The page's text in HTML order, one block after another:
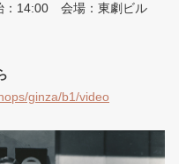
：14:00 会場：東劇ビル
ginza/b1/video